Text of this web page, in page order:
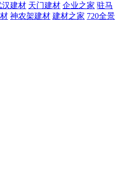
汉建材 天门建材 企业之家 驻马
神农架建材 建材之家 720全景